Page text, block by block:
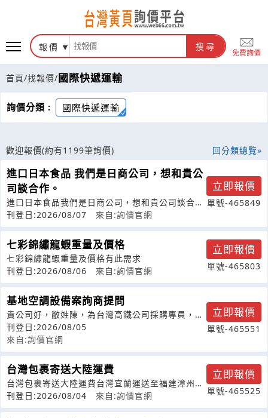
報價 搜尋
免費詢價
首頁/找報價/國際快遞運輸
詢價分類 : 國際快遞運輸
歡迎報價(約有1199筆詢價) 回分類總覽
進口日本食品 我們是日商公司，想和貴公
司談合作。
進口日本食品我們是日商公司，想和貴公司談合
作。
刊登日:2026/08/07 來自:詢價官網
立即報價
單號-465849
七彩錦繡龍蝦重量及價格
七彩錦繡龍蝦重量及價格有此需求
刊登日:2026/08/06
來自:詢價官網
立即報價
單號-465803
基地空調設備案詢商提問
貴公司好，敝姓陳，為台灣高鐵公司採購專員，這
邊搜尋到貴司有處理空調設備設置，近期
刊登日:2026/08/05
來自:詢價官網
立即報價
單號-465551
台灣包裹寄送大陸運費
台灣包裹寄送大陸運費台灣宜蘭運送至福建漳州大
約重量15公斤尺寸長寬高：33*43
刊登日:2026/08/04 來自:詢價官網
立即報價
單號-465525